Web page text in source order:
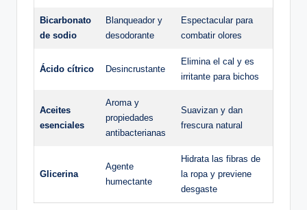
Bicarbonato
de sodio
Blanqueador y
desodorante
Espectacular para
combatir olores
Ácido cítrico Desincrustante
Elimina el cal y es
irritante para bichos
Aceites
esenciales
Aroma y
propiedades
antibacterianas
Suavizan y dan
frescura natural
Glicerina
Agente
humectante
Hidrata las fibras de
la ropa y previene
desgaste